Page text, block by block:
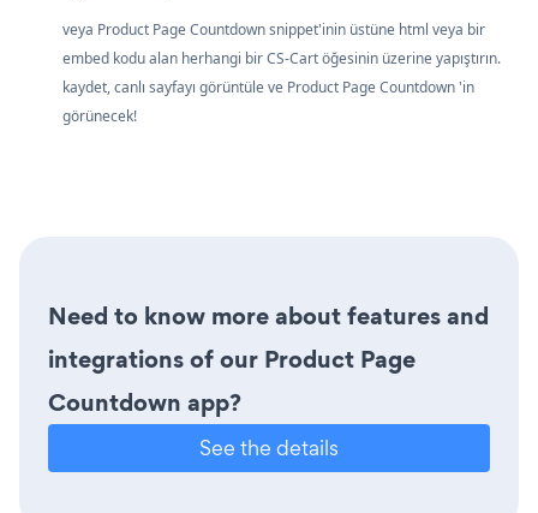
veya Product Page Countdown snippet'inin üstüne html veya bir
embed kodu alan herhangi bir CS-Cart öğesinin üzerine yapıştırın.
kaydet, canlı sayfayı görüntüle ve Product Page Countdown 'in
görünecek!
Need to know more about features and
integrations of our Product Page
Countdown app?
See the details